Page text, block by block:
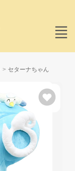
セターナちゃん